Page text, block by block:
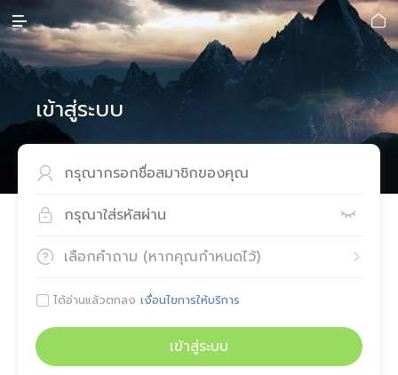
 
เข้าสู่ระบบ

 
 
เลือกคำถาม (หากคุณกำหนดไว้)
 ได้อ่านแล้วตกลง เงื่อนไขการให้บริการ
เข้าสู่ระบบ